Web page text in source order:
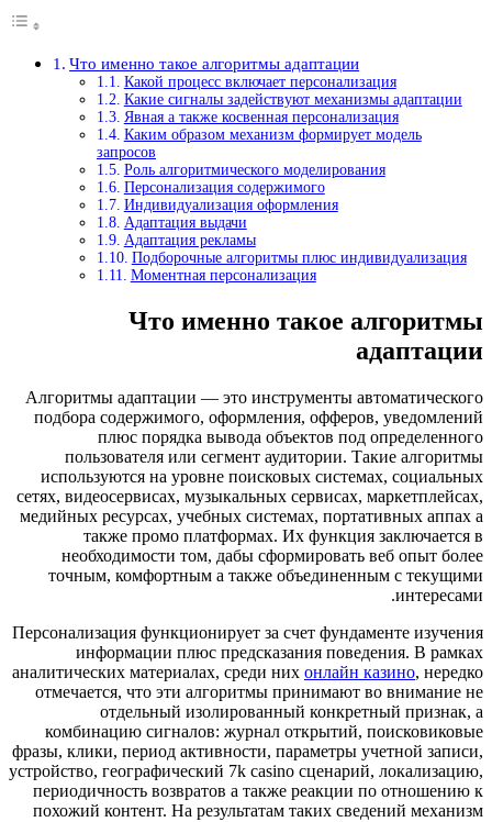
Что именно такое алгоритмы адаптации
Какой процесс включает персонализация
Какие сигналы задействуют механизмы
Явная а также косвенная персонализация
Каким образом механизм формирует модель
Роль алгоритмического моделирования
Персонализация содержимого
Индивидуализация оформления
Адаптация выдачи
Адаптация рекламы
Подборочные алгоритмы плюс
Моментная персонализация
Что именно такое
Алгоритмы адаптации — это инструменты
подбора содержимого, оформления, офферов,
плюс порядка вывода объектов под
пользователя или сегмент аудитории. Такие
используются на уровне поисковых системах,
сетях, видеосервисах, музыкальных сервисах,
медийных ресурсах, учебных системах, портативных
также промо платформах. Их функция
необходимости том, дабы сформировать веб
точным, комфортным а также объединенным с
Персонализация функционирует за счет фундаменте
информации плюс предсказания поведения. В
аналитических материалах, среди них онлайн казино,
отмечается, что эти алгоритмы принимают во
отдельный изолированный конкретный
комбинацию сигналов: журнал открытий,
фразы, клики, период активности, параметры учетной
устройство, географический 7k casino сценарий,
периодичность возвратов а также реакции по
похожий контент. На результатам таких сведений